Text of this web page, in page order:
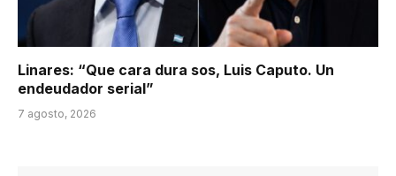
Linares: “Que cara dura sos, Luis Caputo. Un
endeudador serial”
7 agosto, 2026